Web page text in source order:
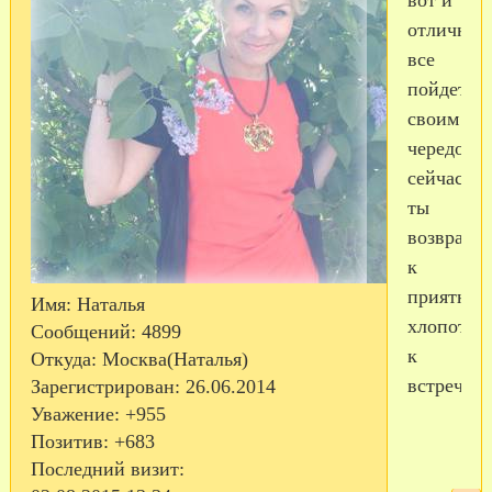
Имя: Наталья
Сообщений: 4899
Откуда: Москва(Наталья)
Зарегистрирован: 26.06.2014
Уважение: +955
Позитив: +683
Последний визит:
все
пойдет
своим
ты
к
приятным
к
встрече!!!